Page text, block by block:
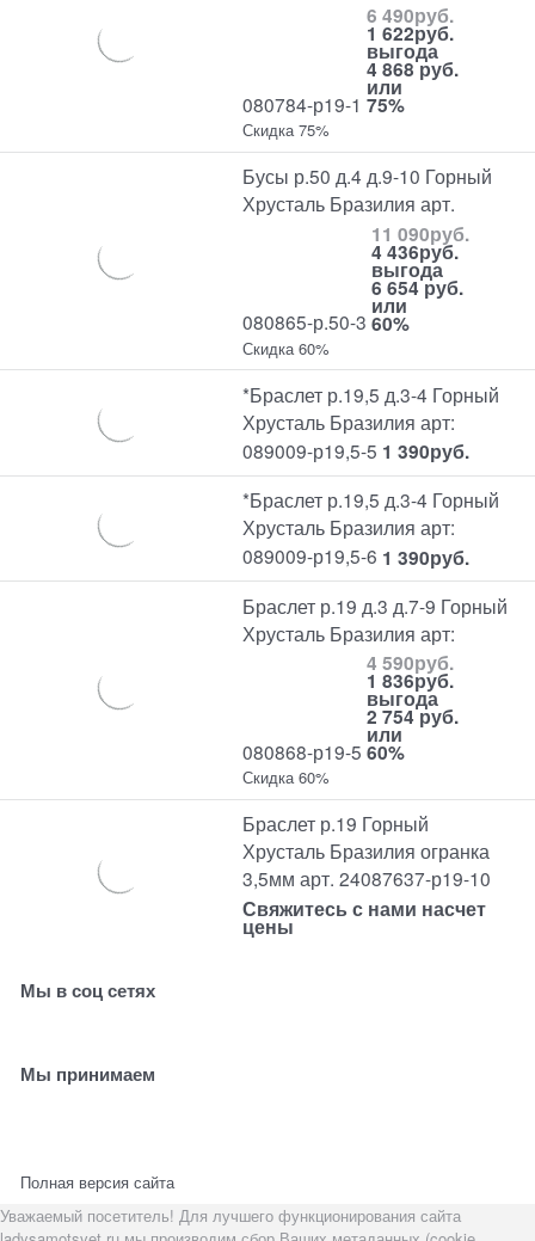
080784-р19-1
6 490руб.
1 622руб.
выгода
4 868 руб.
или
75%
Скидка 75%
Бусы р.50 д.4 д.9-10 Горный
Хрусталь Бразилия арт.
080865-р.50-3
11 090руб.
4 436руб.
выгода
6 654 руб.
или
60%
Скидка 60%
*Браслет р.19,5 д.3-4 Горный
Хрусталь Бразилия арт:
089009-р19,5-5 1 390руб.
*Браслет р.19,5 д.3-4 Горный
Хрусталь Бразилия арт:
089009-р19,5-6 1 390руб.
Браслет р.19 д.3 д.7-9 Горный
Хрусталь Бразилия арт:
080868-р19-5
4 590руб.
1 836руб.
выгода
2 754 руб.
или
60%
Скидка 60%
Браслет р.19 Горный
Хрусталь Бразилия огранка
3,5мм арт. 24087637-р19-10
Свяжитесь с нами насчет
цены
Мы в соц сетях
Мы принимаем
Полная версия сайта
Уважаемый посетитель! Для лучшего функционирования сайта